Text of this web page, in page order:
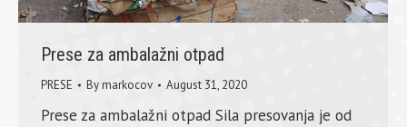
Prese za ambalažni otpad
PRESE Bymarkocov August 31, 2020
Prese za ambalažni otpad Sila presovanja je od